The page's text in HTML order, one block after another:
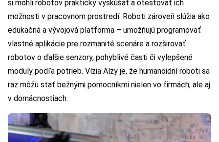
si mohli robotov prakticky vyskúšať a otestovať ich
možnosti v pracovnom prostredí. Roboti zároveň slúžia ako
edukačná a vývojová platforma – umožňujú programovať
vlastné aplikácie pre rozmanité scenáre a rozširovať
robotov o ďalšie senzory, pohyblivé časti či vylepšené
moduly podľa potrieb. Vízia Alzy je, že humanoidní roboti sa
raz môžu stať bežnými pomocníkmi nielen vo firmách, ale aj
v domácnostiach.